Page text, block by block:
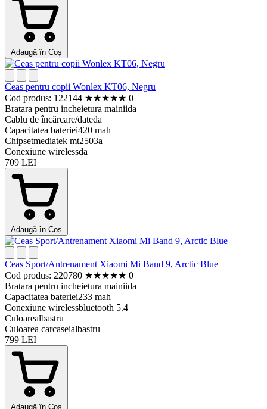
Adaugă în Coș
Ceas pentru copii Wonlex KT06, Negru
Cod produs: 122144 ★★★★★ 0
Bratara pentru incheietura mainiida
Cablu de încărcare/dateda
Capacitatea bateriei420 mah
Chipsetmediatek mt2503a
Conexiune wirelessda
709 LEI
Adaugă în Coș
Ceas Sport/Antrenament Xiaomi Mi Band 9, Arctic Blue
Cod produs: 220780 ★★★★★ 0
Bratara pentru incheietura mainiida
Capacitatea bateriei233 mah
Conexiune wirelessbluetooth 5.4
Culoarealbastru
Culoarea carcaseialbastru
799 LEI
Adaugă în Coș